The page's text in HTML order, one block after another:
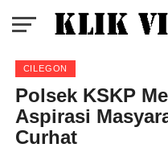
CILEGON
Polsek KSKP
Aspirasi
Curhat